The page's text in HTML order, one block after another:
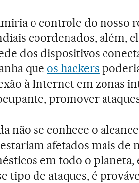
o controle do nosso
coordenados, além,
dos dispositivos
que os hackers
à Internet em zonas
promover
não se conhece o
afetados mais de
em todo o planeta,
tipo de ataques, é